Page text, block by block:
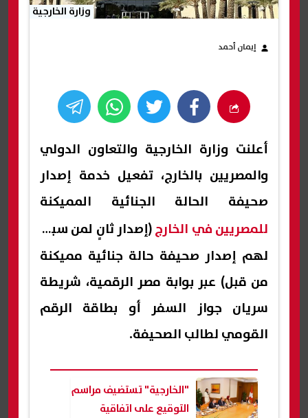
وزارة الخارجية
إيمان أحمد
أعلنت وزارة الخارجية والتعاون الدولي
والمصريين بالخارج، تفعيل خدمة إصدار
صحيفة الحالة الجنائية المميكنة
للمصريين في الخارج(إصدار ثانٍ لمن سبق
لهم إصدار صحيفة حالة جنائية مميكنة
من قبل) عبر بوابة مصر الرقمية، شريطة
سريان جواز السفر أو بطاقة الرقم
القومي لطالب الصحيفة.
"الخارجية" تستضيف مراسم
التوقيع على اتفاقية